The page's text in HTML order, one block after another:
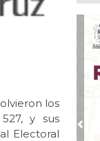
los
y sus
Electoral
la
y